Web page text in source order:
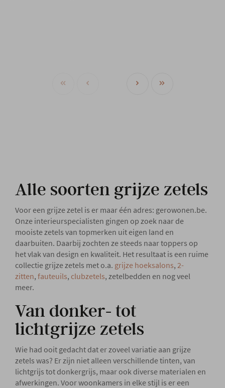
Alle soorten grijze zetels
Voor een grijze zetel is er maar één adres: gerowonen.be.
Onze interieurspecialisten gingen op zoek naar de
mooiste zetels van topmerken uit eigen land en
daarbuiten. Daarbij zochten ze steeds naar toppers op
het vlak van design en kwaliteit. Het resultaat is een ruime
collectie grijze zetels met o.a. grijze hoeksalons, 2-
zitten, fauteuils, clubzetels, zetelbedden en nog veel
meer.
Van donker- tot
lichtgrijze zetels
Wie had ooit gedacht dat er zoveel variatie aan grijze
zetels was? Er zijn niet alleen verschillende tinten, van
lichtgrijs tot donkergrijs, maar ook diverse materialen en
afwerkingen. Voor woonkamers in elke stijl is er een